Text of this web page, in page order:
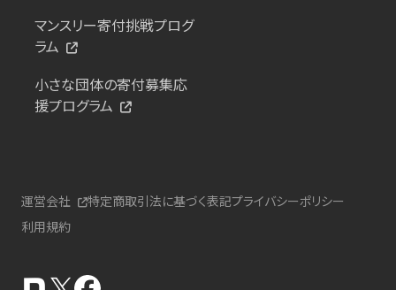
マンスリー寄付挑戦プログ
ラム
小さな団体の寄付募集応
援プログラム
運営会社 特定商取引法に基づく表記プライバシーポリシー
利用規約